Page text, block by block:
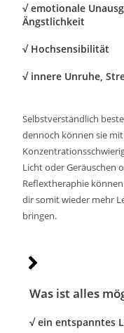
√ emotionale
Ängstlichkeit
√ Hochsensibilität
√ innere Unruhe,
Selbstverständlich
dennoch können sie
Licht oder Geräuschen
Reflextheraphie
dir somit wieder mehr
bringen.
Was ist alles
√ ein entspanntes